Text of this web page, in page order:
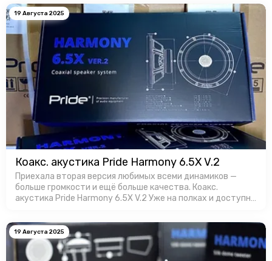
19 Августа 2025
Коакс. акустика Pride Harmony 6.5X V.2
Приехала вторая версия любимых всеми динамиков —
больше громкости и ещё больше качества. Коакс.
акустика Pride Harmony 6.5X V.2 Уже на полках и доступны
19 Августа 2025